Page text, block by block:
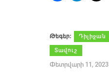
Թեգեր։ Դիլիջան
Տավուշ
Փետրվարի 11, 2023